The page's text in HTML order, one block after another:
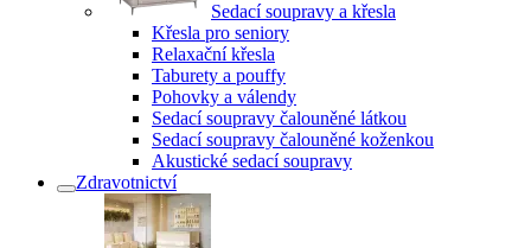
Sedací soupravy a křesla
Křesla pro seniory
Relaxační křesla
Taburety a pouffy
Pohovky a válendy
Sedací soupravy čalouněné látkou
Sedací soupravy čalouněné koženkou
Akustické sedací soupravy
Zdravotnictví